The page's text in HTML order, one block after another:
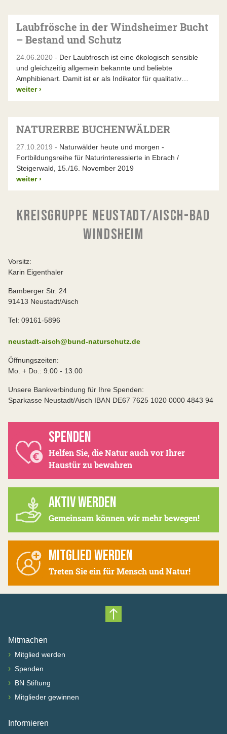
Laubfrösche in der Windsheimer Bucht
– Bestand und Schutz
24.06.2020 - Der Laubfrosch ist eine ökologisch sensible
und gleichzeitig allgemein bekannte und beliebte
Amphibienart. Damit ist er als Indikator für qualitativ…
weiter ›
NATURERBE BUCHENWÄLDER
27.10.2019 - Naturwälder heute und morgen -
Fortbildungsreihe für Naturinteressierte in Ebrach /
Steigerwald, 15./16. November 2019
weiter ›
KREISGRUPPE NEUSTADT/AISCH-BAD
WINDSHEIM
Vorsitz:
Karin Eigenthaler
Bamberger Str. 24
91413 Neustadt/Aisch
Tel: 09161-5896
neustadt-aisch@bund-naturschutz.de
Öffnungszeiten:
Mo. + Do.: 9.00 - 13.00
Unsere Bankverbindung für Ihre Spenden:
Sparkasse Neustadt/Aisch IBAN DE67 7625 1020 0000 4843 94
SPENDEN
Helfen Sie, die Natur auch vor Ihrer
Haustür zu bewahren
AKTIV WERDEN
Gemeinsam können wir mehr bewegen!
MITGLIED WERDEN
Treten Sie ein für Mensch und Natur!
Nach oben scrollen
Mitmachen
› Mitglied werden
› Spenden
› BN Stiftung
› Mitglieder gewinnen
Informieren